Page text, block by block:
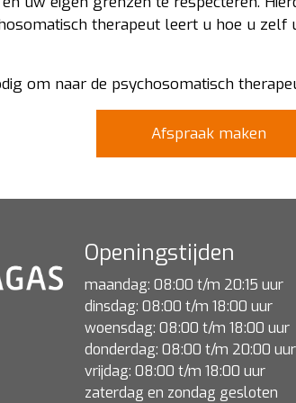
therapeut leert u hoe u
om naar de psychosomatisch
Afspraak maken
Openingstijden
maandag: 08:00 t/m 20:15 uur
dinsdag: 08:00 t/m 18:00 uur
woensdag: 08:00 t/m 18:00 uur
donderdag: 08:00 t/m 20:00 uur
vrijdag: 08:00 t/m 18:00 uur
zaterdag en zondag gesloten